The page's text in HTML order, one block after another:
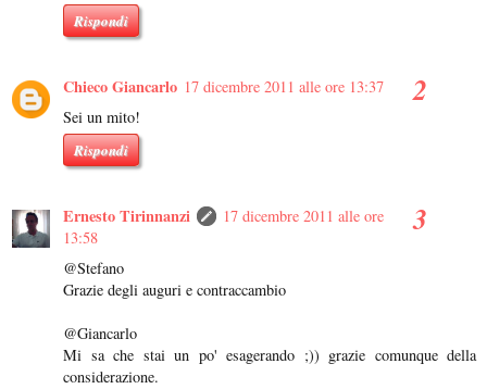
Rispondi
Chieco Giancarlo 17 dicembre 2011 alle ore 13:37
Sei un mito!
Rispondi
Ernesto Tirinnanzi
17 dicembre 2011 alle ore
13:58
@Stefano
Grazie degli auguri e contraccambio
@Giancarlo
Mi sa che stai un po' esagerando ;)) grazie comunque della
considerazione.